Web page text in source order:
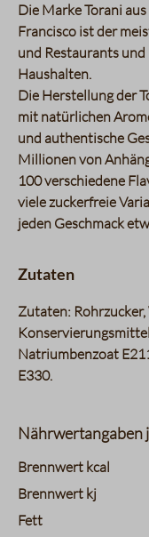
Die Marke Torani
Francisco ist der
und Restaurants
Haushalten.
Die Herstellung der
mit natürlichen
und authentische
Millionen von
100 verschiedene
viele zuckerfreie
jeden Geschmack
Zutaten
Zutaten:
Natriumbenzoat
E330.
Nährwertangaben
Brennwert kcal
Brennwert kj
Fett